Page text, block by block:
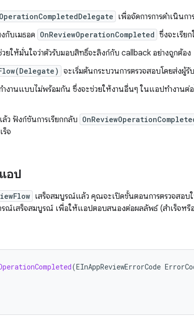
เพื่อจัดการการดำเนินก
กับเมธอด OnReviewOperationCompleted ซึ่งจะเรีย
วยให้มั่นใจว่าตัวรับมอบสิทธิ์จะลิงก์กับ callback อย่างถูกต้อง
จะเริ่มต้นกระบวนการตรวจสอบโดยส่งผู้
ำงานแบบไม่พร้อมกัน ซึ่งจะช่วยให้งานอื่นๆ ในแอปทำงานต่
ล้ว ฟังก์ชันการเรียกกลับ
ร็จ
อป
เสร็จสมบูรณ์แล้ว คุณจะเปิดขั้นตอนการตรวจสอบ
ณ์เสร็จสมบูรณ์ เพื่อให้แอปตอบสนองต่อผลลัพธ์ (สำเร็จหรือ
(EInAppReviewErrorCode